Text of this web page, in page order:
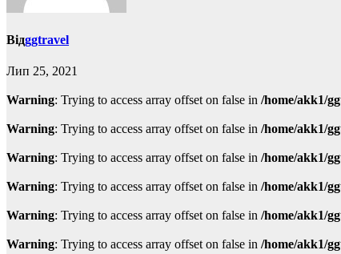
Відggtravel
Лип 25, 2021
Warning: Trying to access array offset on false in /home/akk1/
Warning: Trying to access array offset on false in /home/akk1/
Warning: Trying to access array offset on false in /home/akk1/
Warning: Trying to access array offset on false in /home/akk1/
Warning: Trying to access array offset on false in /home/akk1/
Warning: Trying to access array offset on false in /home/akk1/